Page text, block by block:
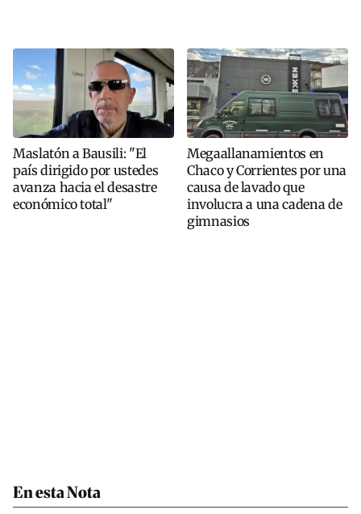
Maslatón a Bausili: "El
país dirigido por ustedes
avanza hacia el desastre
económico total"
Megaallanamientos en
Chaco y Corrientes por una
causa de lavado que
involucra a una cadena de
gimnasios
En esta Nota